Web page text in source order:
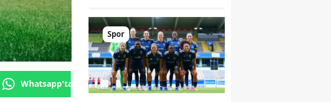
Whatsapp'tan Gönder
Spor